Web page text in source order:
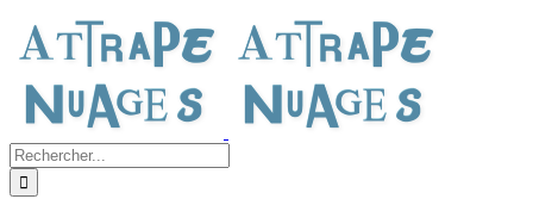
contenu
Rechercher: